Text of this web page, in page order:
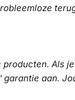
Als
garantie aan.